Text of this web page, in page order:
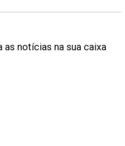
notícias na sua caixa